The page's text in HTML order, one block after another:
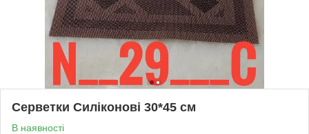
Серветки Силіконові 30*45 см
В наявності